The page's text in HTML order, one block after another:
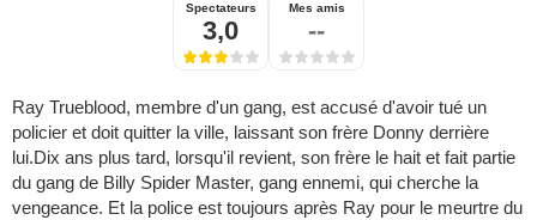
Spectateurs
3,0
Mes amis
--
Ray Trueblood, membre d'un gang, est accusé d'avoir tué un
policier et doit quitter la ville, laissant son frère Donny derrière
lui.Dix ans plus tard, lorsqu'il revient, son frère le hait et fait partie
du gang de Billy Spider Master, gang ennemi, qui cherche la
vengeance. Et la police est toujours après Ray pour le meurtre du